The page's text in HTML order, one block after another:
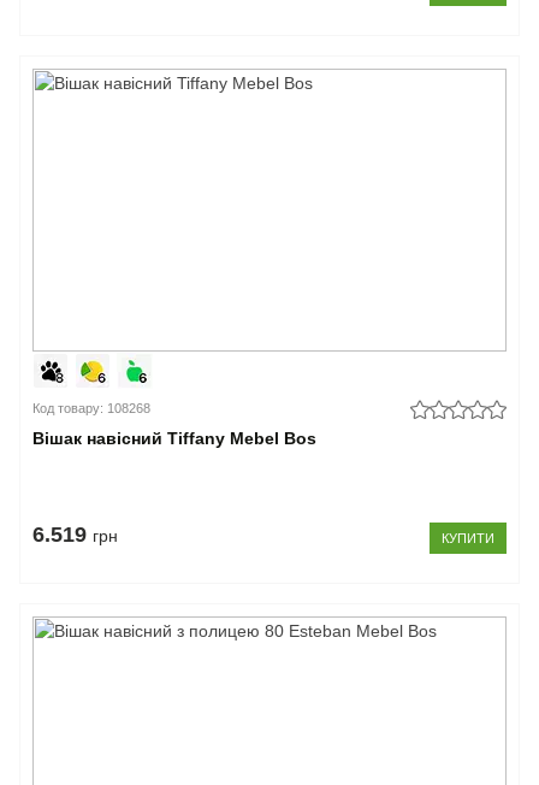
Код товару: 108268
Вішак навісний Tiffany Mebel Bos
6.519 грн КУПИТИ